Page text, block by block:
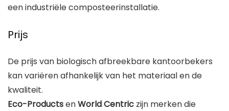
een industriële composteerinstallatie.
Prijs
De prijs van biologisch afbreekbare kantoorbekers
kan variëren afhankelijk van het materiaal en de
kwaliteit.
Eco-ProductsenWorld Centric zijn merken die